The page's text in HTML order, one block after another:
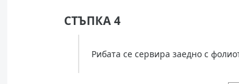
СТЪПКА 4
Рибата се сервира заедно с